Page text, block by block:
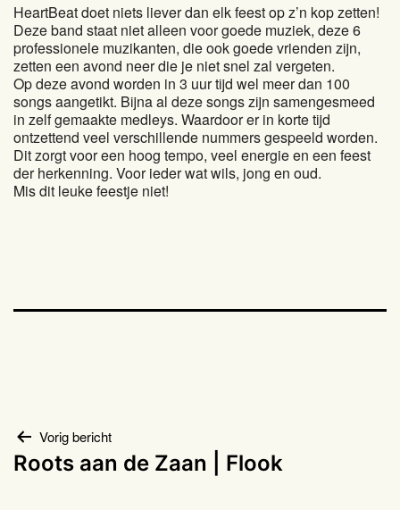
HeartBeat doet niets liever dan elk feest op z’n kop zetten!
Deze band staat niet alleen voor goede muziek, deze 6
professionele muzikanten, die ook goede vrienden zijn,
zetten een avond neer die je niet snel zal vergeten.
Op deze avond worden in 3 uur tijd wel meer dan 100
songs aangetikt. Bijna al deze songs zijn samengesmeed
in zelf gemaakte medleys. Waardoor er in korte tijd
ontzettend veel verschillende nummers gespeeld worden.
Dit zorgt voor een hoog tempo, veel energie en een feest
der herkenning. Voor ieder wat wils, jong en oud.
Mis dit leuke feestje niet!
Bericht
Vorig bericht
Roots aan de Zaan | Flook